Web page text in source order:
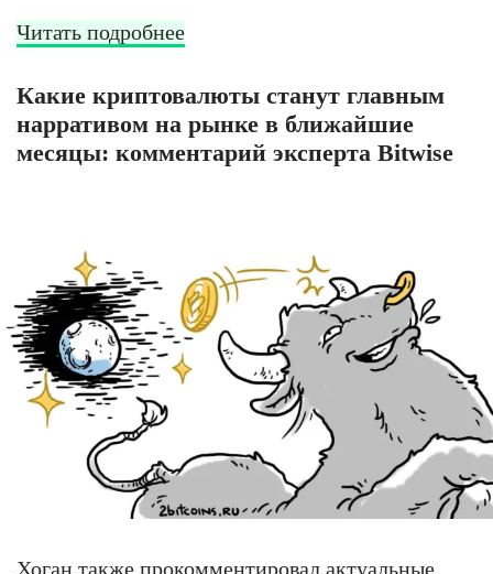
Читать подробнее
Какие криптовалюты станут главным
нарративом на рынке в ближайшие
месяцы: комментарий эксперта Bitwise
Хоган также прокомментировал актуальные